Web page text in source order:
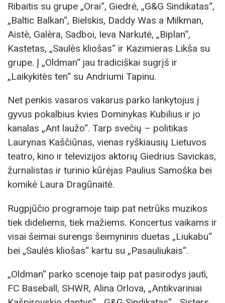
Ribaitis su grupe „Orai“, Giedrė, „G&G Sindikatas“,
„Baltic Balkan“, Bielskis, Daddy Was a Milkman,
Aistè, Galèra, Sadboi, Ieva Narkutė, „Biplan“,
Kastetas, „Saulės kliošas“ ir Kazimieras Likša su
grupe. Į „Oldman“ jau tradiciškai sugrįš ir
„Laikykitės ten“ su Andriumi Tapinu.
Net penkis vasaros vakarus parko lankytojus į
gyvus pokalbius kvies Dominykas Kubilius ir jo
kanalas „Ant laužo“. Tarp svečių – politikas
Laurynas Kaščiūnas, vienas ryškiausių Lietuvos
teatro, kino ir televizijos aktorių Giedrius Savickas,
žurnalistas ir turinio kūrėjas Paulius Samoška bei
komikė Laura Dragūnaitė.
Rugpjūčio programoje taip pat netrūks muzikos
tiek dideliems, tiek mažiems. Koncertus vaikams ir
visai šeimai surengs šeimyninis duetas „Liukabu“
bei „Saulės kliošas“ kartu su „Pasauliukais“.
„Oldman“ parko scenoje taip pat pasirodys jautì,
FC Baseball, SHWR, Alina Orlova, „Antikvariniai